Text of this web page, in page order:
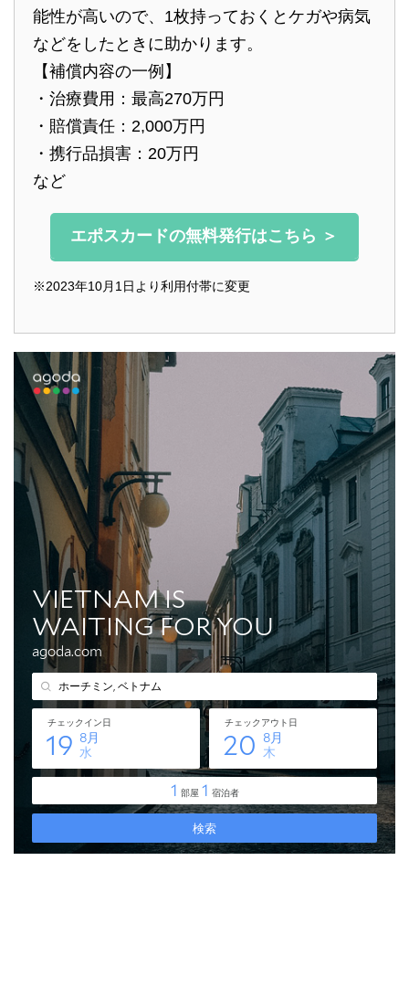
能性が高いので、1枚持っておくとケガや病気
などをしたときに助かります。
【補償内容の一例】
・治療費用：最高270万円
・賠償責任：2,000万円
・携行品損害：20万円
など
エポスカードの無料発行はこちら ＞
※2023年10月1日より利用付帯に変更